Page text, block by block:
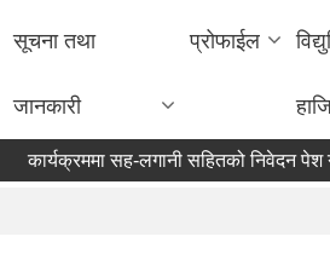
सूचना तथा
जानकारी
प्रोफाईल
कार्यक्रममा सह-लगानी सहितको निवेदन पेश गर्ने